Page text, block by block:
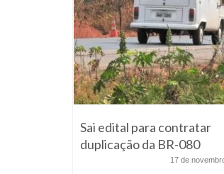
Sai edital para contratar
duplicação da BR-080
17 de